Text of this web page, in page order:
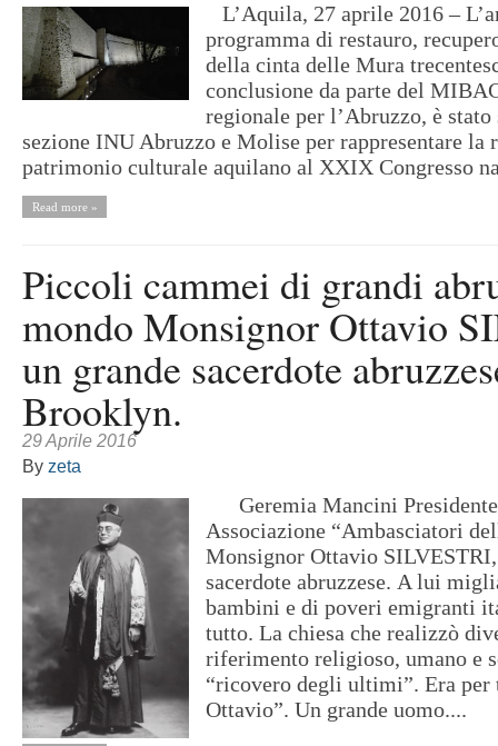
L’Aquila, 27 aprile 2016 –
programma di restauro,
della cinta delle Mura
conclusione da parte del
regionale per l’Abruzzo, è
sezione INU Abruzzo e Molise per rappresentare la
patrimonio culturale aquilano al XXIX Congresso
Read more »
Piccoli cammei di grandi
mondo Monsignor Ottavio
un grande sacerdote
Brooklyn.
29 Aprile 2016
By zeta
Geremia Mancini
Associazione “Ambasciatori
Monsignor Ottavio
sacerdote abruzzese. A lui
bambini e di poveri emigranti
tutto. La chiesa che realizzò
riferimento religioso, umano e
“ricovero degli ultimi”. Era per
Ottavio”. Un grande uomo....